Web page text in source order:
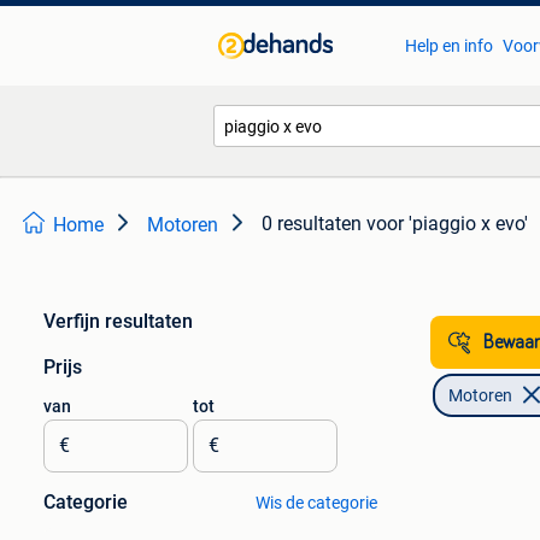
Help en info
Home Motoren 0 resultaten voor 'piaggio x evo'
Verfijn resultaten
Prijs
van
€
tot
€
Categorie Wis de categorie
Motoren